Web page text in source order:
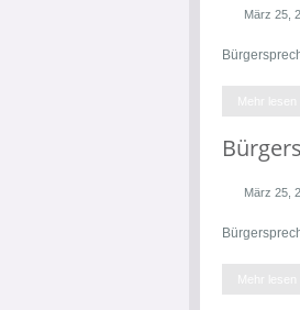
März 25,
Mehr
März 25,
Mehr